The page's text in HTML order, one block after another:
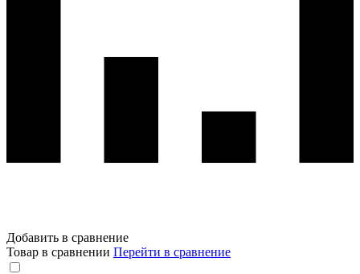
Добавить в сравнение
Товар в сравнении Перейти в сравнение